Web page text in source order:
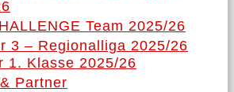
Team 2025/26
3 – Regionalliga 2025/26
1. Klasse 2025/26
Partner